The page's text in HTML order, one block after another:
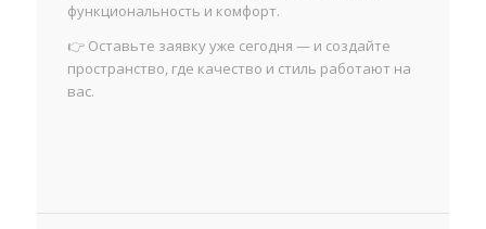
функциональность и комфорт.
👉 Оставьте заявку уже сегодня — и создайте
пространство, где качество и стиль работают на
вас.